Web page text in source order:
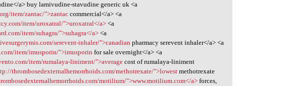
a> buy lamivudine-stavudine generic uk <a
item/zantac/">zantaccommercial</a> <a
item/uroxatral/">uroxatral</a> <a
item/suhagra/">suhagra</a> <a
serevent-inhaler/">canadian pharmacy serevent inhaler</a> <a
item/imusporin/">imusporin for sale overnight</a> <a
item/rumalaya-liniment/">average cost of rumalaya-liniment
thrombosedexternalhemorrhoids.com/methotrexate/">lowest methotrexate
motilium/">www.motilium.com</a> forces,